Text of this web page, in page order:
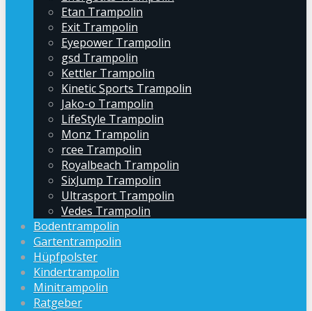
Etan Trampolin
Exit Trampolin
Eyepower Trampolin
gsd Trampolin
Kettler Trampolin
Kinetic Sports Trampolin
Jako-o Trampolin
LifeStyle Trampolin
Monz Trampolin
rcee Trampolin
Royalbeach Trampolin
SixJump Trampolin
Ultrasport Trampolin
Vedes Trampolin
Bodentrampolin
Gartentrampolin
Hüpfpolster
Kindertrampolin
Minitrampolin
Ratgeber